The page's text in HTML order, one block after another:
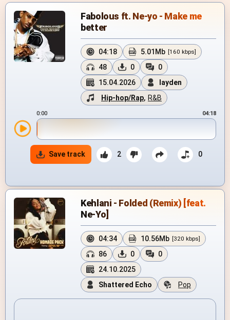
Fabolous ft. Ne-yo - Make me
better
04:18 5.01Mb [160 kbps]
48 0
0
15.04.2026
layden
Hip-hop/Rap, R&B
0:00 04:18
Save track 2 0
Kehlani - Folded (Remix) [feat.
Ne-Yo]
04:34 10.56Mb [320 kbps]
86 0
0
24.10.2025
Shattered Echo
Pop